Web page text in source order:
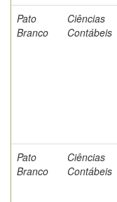
Pato
Branco
Ciências
Contábeis
Pato
Branco
Ciências
Contábeis